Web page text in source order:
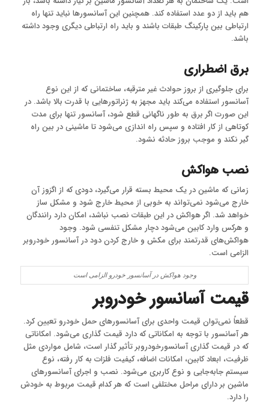
هم باید از دو عدد استفاده کند. همچنین این آسانسورها نباید تنها راه
ارتباطی بین پارکینگ طبقات باشند و باید راه ارتباطی دیگری وجود داشته
باشد.
برق اضطراری
برای جلوگیری از بروز حوادث غیر مترقبه، ساختمانی که از این نوع
آسانسور استفاده می‌کند باید مجهز به ژنراتورهایی با قدرت بالا باشد. در
این صورت اگر برق به طور ناگهانی قطع شود، آسانسور تنها برای مدت
کوتاهی از کار افتاده و سپس راه اندازی می‌شود تا ماشینی در بین راه
گیر نکند و موجب بروز حادثه نشود.
نصب هواکش
زمانی که ماشین در یک محیط بسته قرار می‌گیرد، دودی که از اگزوز آن
خارج می‌شود نمی‌تواند به خوبی از محیط خارج شود و مشکل ساز
خواهد شد. اگر هواکش در این طبقات نصب نباشد، امکان دارد رانندگان
و هرکس وارد کابین می‌شود دچار مشکل تنفسی شود. وجود
هواکش‌های قدرتمند برای مکش و خارج کردن دود در آسانسور خودروبر
الزامی است.
وجود هواکش در آسانسور خودرو الزامی است
قیمت آسانسور خودروبر
قطعاً نمی‌توان قیمت واحدی برای آسانسورهای حمل خودرو تعیین کرد.
هر آسانسور با توجه به امکاناتی که دارد قیمت گذاری می‌شود. امکاناتی
که در قیمت گذاری آسانسورخودروبر تأثیر گذار است، شامل مواردی مثل
ظرفیت، ابعاد کابین، امکانات اضافه، کیفیت فلزات به کار رفته، نوع
سیستم جابه‌جایی و نوع کاربری می‌شود. نصب و اجرای آسانسورهای
ماشین بر دارای مراحل مختلفی است که هر کدام قیمت مربوط به خودش
را دارد.